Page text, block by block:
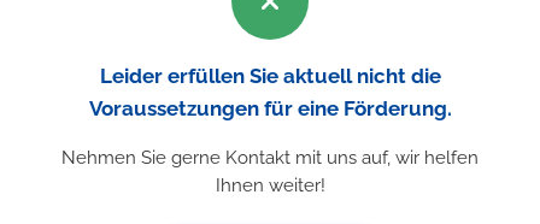
Leider erfüllen Sie aktuell nicht die
Voraussetzungen für eine Förderung.
Nehmen Sie gerne Kontakt mit uns auf, wir helfen
Ihnen weiter!